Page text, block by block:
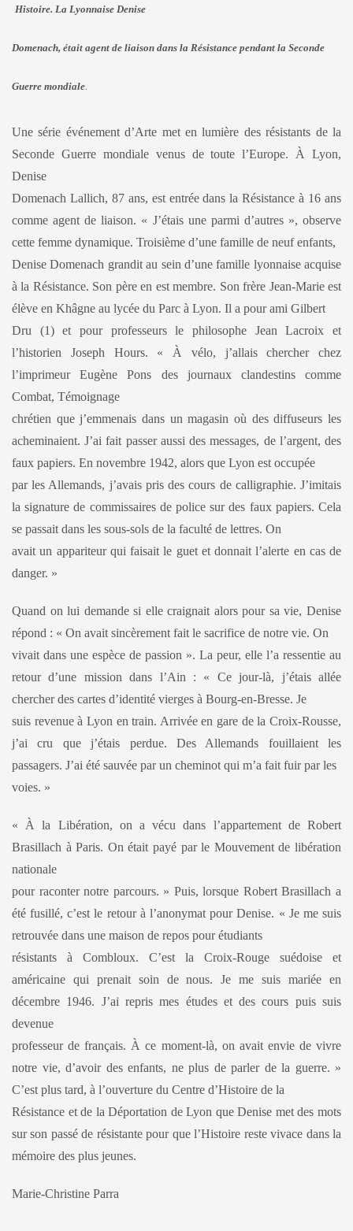
Histoire. La Lyonnaise Denise
Domenach, était agent de liaison dans la Résistance pendant la Seconde
Guerre mondiale
Une série événement d’Arte met en lumière des résistants de la
Seconde Guerre mondiale venus de toute l’Europe. À Lyon,
Denise
Domenach Lallich, 87 ans, est entrée dans la Résistance à 16 ans
comme agent de liaison. « J’étais une parmi d’autres », observe
cette femme dynamique. Troisième d’une famille de neuf enfants,
Denise Domenach grandit au sein d’une famille lyonnaise acquise
à la Résistance. Son père en est membre. Son frère Jean-Marie est
élève en Khâgne au lycée du Parc à Lyon. Il a pour ami Gilbert
Dru (1) et pour professeurs le philosophe Jean Lacroix et
l’historien Joseph Hours. « À vélo, j’allais chercher chez
l’imprimeur Eugène Pons des journaux clandestins comme
Combat, Témoignage
chrétien que j’emmenais dans un magasin où des diffuseurs les
acheminaient. J’ai fait passer aussi des messages, de l’argent, des
faux papiers. En novembre 1942, alors que Lyon est occupée
par les Allemands, j’avais pris des cours de calligraphie. J’imitais
la signature de commissaires de police sur des faux papiers. Cela
se passait dans les sous-sols de la faculté de lettres. On
avait un appariteur qui faisait le guet et donnait l’alerte en cas de
danger. »
Quand on lui demande si elle craignait alors pour sa vie, Denise
répond : « On avait sincèrement fait le sacrifice de notre vie. On
vivait dans une espèce de passion ». La peur, elle l’a ressentie au
retour d’une mission dans l’Ain : « Ce jour-là, j’étais allée
chercher des cartes d’identité vierges à Bourg-en-Bresse. Je
suis revenue à Lyon en train. Arrivée en gare de la Croix-Rousse,
j’ai cru que j’étais perdue. Des Allemands fouillaient les
passagers. J’ai été sauvée par un cheminot qui m’a fait fuir par les
voies. »
« À la Libération, on a vécu dans l’appartement de Robert
Brasillach à Paris. On était payé par le Mouvement de libération
nationale
pour raconter notre parcours. » Puis, lorsque Robert Brasillach a
été fusillé, c’est le retour à l’anonymat pour Denise. « Je me suis
retrouvée dans une maison de repos pour étudiants
résistants à Combloux. C’est la Croix-Rouge suédoise et
américaine qui prenait soin de nous. Je me suis mariée en
décembre 1946. J’ai repris mes études et des cours puis suis
devenue
professeur de français. À ce moment-là, on avait envie de vivre
notre vie, d’avoir des enfants, ne plus de parler de la guerre. »
C’est plus tard, à l’ouverture du Centre d’Histoire de la
Résistance et de la Déportation de Lyon que Denise met des mots
sur son passé de résistante pour que l’Histoire reste vivace dans la
mémoire des plus jeunes.
Marie-Christine Parra